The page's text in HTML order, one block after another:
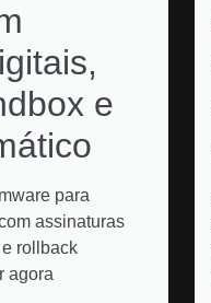
e
para
assinaturas
rollback
agora